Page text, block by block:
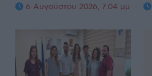
6 Αυγούστου 2026, 7:04 μμ